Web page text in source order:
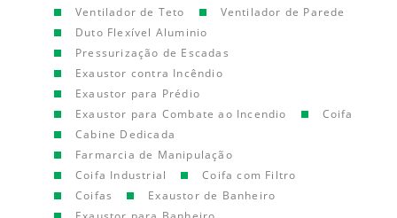
Ventilador de Teto
Ventilador de Parede
Duto Flexível Aluminio
Pressurização de Escadas
Exaustor contra Incêndio
Exaustor para Prédio
Exaustor para Combate ao Incendio
Coifa
Cabine Dedicada
Farmarcia de Manipulação
Coifa Industrial
Coifa com Filtro
Coifas
Exaustor de Banheiro